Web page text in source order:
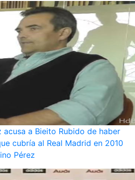
a Bieito Rubido de haber
cubría al Real Madrid en 2010
Pérez